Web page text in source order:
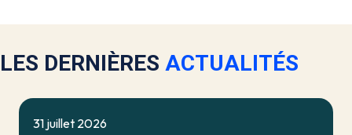
LES DERNIÈRES ACTUALITÉS
31 juillet 2026